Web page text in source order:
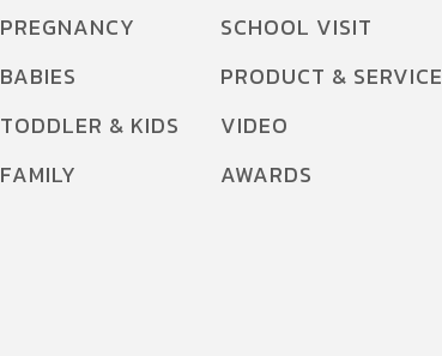
PREGNANCY
BABIES
TODDLER & KIDS
FAMILY
SCHOOL VISIT
PRODUCT & SERVICE
VIDEO
AWARDS